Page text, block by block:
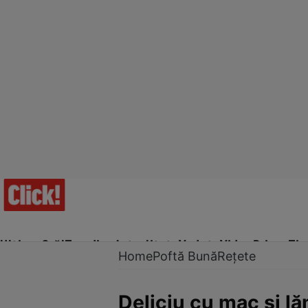
Ultima Oră!Trending Actualitate Vedete Video Prime Time
HomePoftă BunăRețete
Deliciu cu mac şi